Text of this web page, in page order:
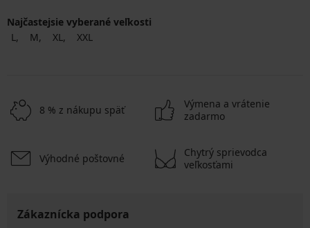
Najčastejsie vyberané veľkosti
L
M XL XXL
8 % z nákupu späť
Výmena a vrátenie
zadarmo
Výhodné poštovné
Chytrý sprievodca
veľkosťami
Zákaznícka podpora